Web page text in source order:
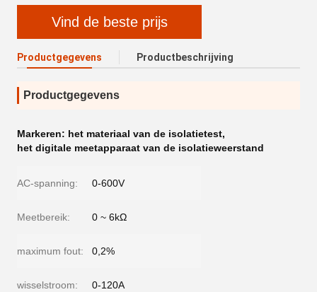
Vind de beste prijs
Productgegevens Productbeschrijving
Productgegevens
Markeren: het materiaal van de isolatietest,
het digitale meetapparaat van de isolatieweerstand
AC-spanning: 0-600V
Meetbereik: 0 ~ 6kΩ
maximum fout: 0,2%
wisselstroom: 0-120A